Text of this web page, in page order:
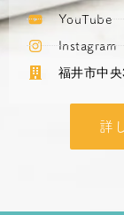
YouTube
Instagram
福井市中
詳